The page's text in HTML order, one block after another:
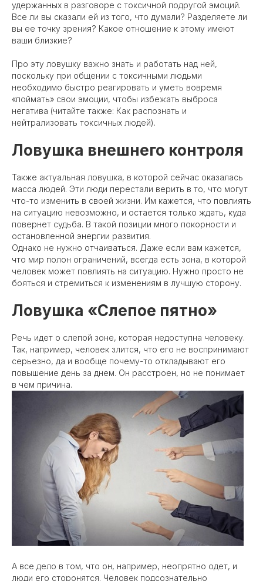
удержанных в разговоре с токсичной подругой эмоций.
Все ли вы сказали ей из того, что думали? Разделяете ли
вы ее точку зрения? Какое отношение к этому имеют
ваши близкие?
Про эту ловушку важно знать и работать над ней,
поскольку при общении с токсичными людьми
необходимо быстро реагировать и уметь вовремя
«поймать» свои эмоции, чтобы избежать выброса
негатива (читайте также: Как распознать и
нейтрализовать токсичных людей).
Ловушка внешнего контроля
Также актуальная ловушка, в которой сейчас оказалась
масса людей. Эти люди перестали верить в то, что могут
что-то изменить в своей жизни. Им кажется, что повлиять
на ситуацию невозможно, и остается только ждать, куда
повернет судьба. В такой позиции много покорности и
остановленной энергии развития.
Однако не нужно отчаиваться. Даже если вам кажется,
что мир полон ограничений, всегда есть зона, в которой
человек может повлиять на ситуацию. Нужно просто не
бояться и стремиться к изменениям в лучшую сторону.
Ловушка «Слепое пятно»
Речь идет о слепой зоне, которая недоступна человеку.
Так, например, человек злится, что его не воспринимают
серьезно, да и вообще почему-то откладывают его
повышение день за днем. Он расстроен, но не понимает
в чем причина.
А все дело в том, что он, например, неопрятно одет, и
люди его сторонятся. Человек подсознательно